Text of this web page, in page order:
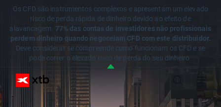
Os CFD são instrumentos complexos e apresentam um elevado
risco de perda rápida de dinheiro devido ao efeito de
alavancagem. 77% das contas de investidores não profissionais
perdem dinheiro quando negoceiam CFD com este distribuidor.
Deve considerar se compreende como funcionam os CFD e se
pode correr o elevado risco de perda do seu dinheiro.